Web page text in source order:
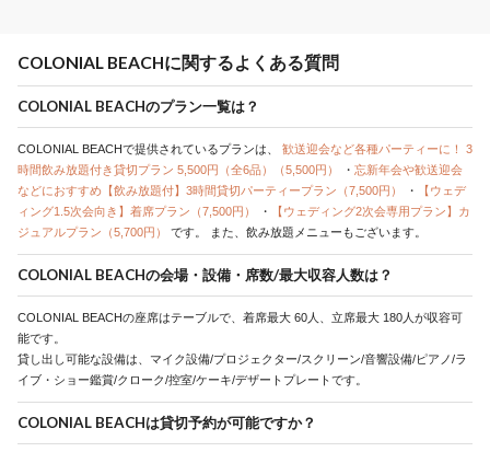
COLONIAL BEACHに関するよくある質問
COLONIAL BEACHのプラン一覧は？
COLONIAL BEACHで提供されているプランは、 歓送迎会など各種パーティーに！ 3
時間飲み放題付き貸切プラン 5,500円（全6品）（5,500円）
・ 忘新年会や歓送迎会
などにおすすめ【飲み放題付】3時間貸切パーティープラン（7,500円）
・
【ウェデ
ィング1.5次会向き】着席プラン（7,500円）
・
【ウェディング2次会専用プラン】カ
ジュアルプラン（5,700円） です。 また、飲み放題メニューもございます。
COLONIAL BEACHの会場・設備・席数/最大収容人数は？
COLONIAL BEACHの座席はテーブルで、着席最大 60人、立席最大 180人が収容可
能です。
貸し出し可能な設備は、マイク設備/プロジェクター/スクリーン/音響設備/ピアノ/ラ
イブ・ショー鑑賞/クローク/控室/ケーキ/デザートプレートです。
COLONIAL BEACHは貸切予約が可能ですか？